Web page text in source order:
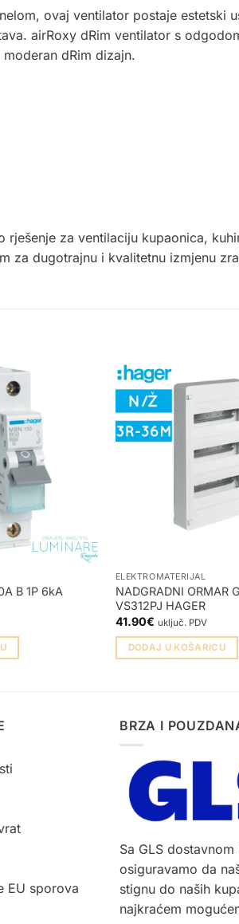
ovaj ventilator postaje estetski
airRoxy dRim ventilator s
dRim dizajn.
za ventilaciju kupaonica,
za dugotrajnu i kvalitetnu izmjenu
B 1P 6kA
ELEKTROMATERIJAL
NADGRADNI ORMAR
VS312PJ HAGER
41.90€ uključ. PDV
DODAJ U KOŠARICU
EU sporova
BRZA I
Sa GLS
osiguravamo da
stignu do naših
najkraćem